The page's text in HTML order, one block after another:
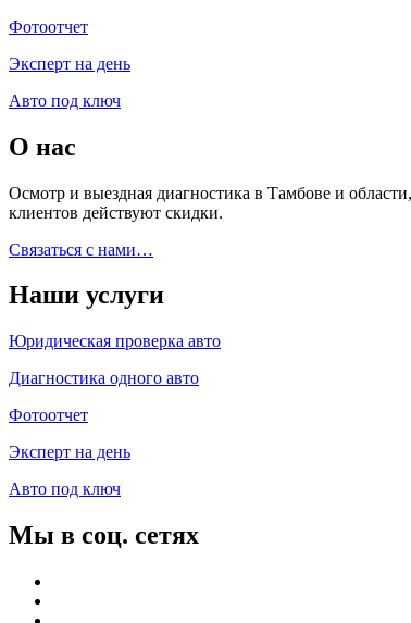
Фотоотчет
Эксперт на день
Авто под ключ
О нас
Осмотр и выездная диагностика в Тамбове и
клиентов действуют скидки.
Связаться с нами…
Наши услуги
Юридическая проверка авто
Диагностика одного авто
Фотоотчет
Эксперт на день
Авто под ключ
Мы в соц. сетях